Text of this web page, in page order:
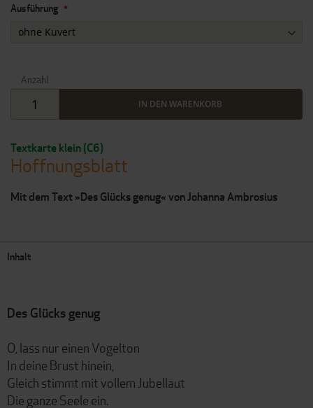
Textkarte klein (C6)
Hoffnungsblatt
Mit dem Text »Des Glücks genug« von Johanna Ambrosius
Ausführung
Anzahl
IN DEN WARENKORB
Inhalt
Des Glücks genug
O, lass nur einen Vogelton
In deine Brust hinein,
Gleich stimmt mit vollem Jubellaut
Die ganze Seele ein.